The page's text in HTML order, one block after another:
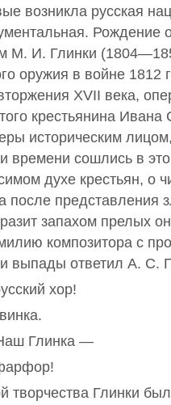
возникла русская
Рождение
М. И. Глинки
оружия в войне 1812
XVII века,
крестьянина
историческим
времени сошлись в
духе крестьян, о
после представления
запахом прелых
композитора с
выпады ответил А. С.
хор!
Глинка —
творчества Глинки